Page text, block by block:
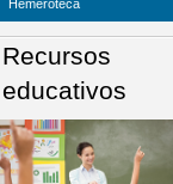
Hemeroteca
Recursos
educativos